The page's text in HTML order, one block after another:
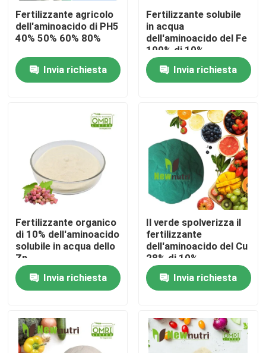
Casa
Chi siamo
Contatti
Fertilizzante organico di acido umico
Fertilizzante organico dell'aminoacido
Fertilizzante organico dell'azoto
Fertilizzante dell'umato del potassio
Polvere acida fulvica
Fertilizzante agricolo
dell'aminoacido di PH5
40% 50% 60% 80%
Invia richiesta
Fertilizzante solubile
in acqua
dell'aminoacido del Fe
100% di 10%
Invia richiesta
Fertilizzante organico
di 10% dell'aminoacido
solubile in acqua dello
Zn
Invia richiesta
Il verde spolverizza il
fertilizzante
dell'aminoacido del Cu
28% di 10%
Invia richiesta